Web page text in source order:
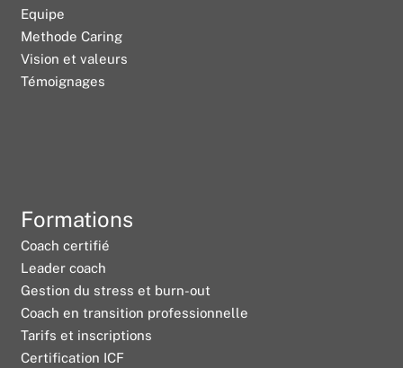
Equipe
Methode Caring
Vision et valeurs
Témoignages
Formations
Coach certifié
Leader coach
Gestion du stress et burn-out
Coach en transition professionnelle
Tarifs et inscriptions
Certification ICF